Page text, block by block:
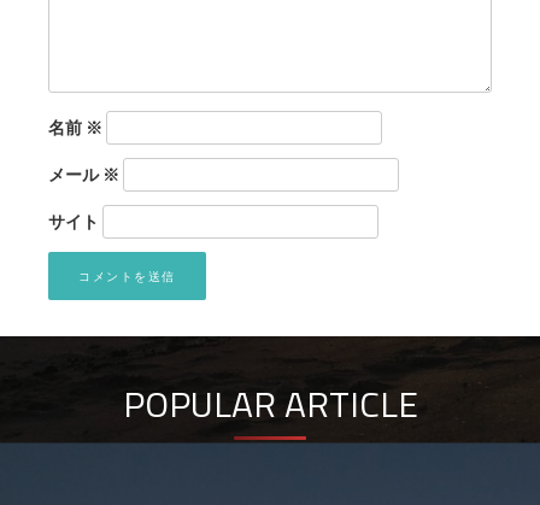
名前 ※
メール※
サイト
POPULAR ARTICLE